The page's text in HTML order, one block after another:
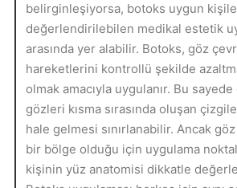
belirginleşiyorsa, botoks uygun
değerlendirilebilen medikal estetik
arasında yer alabilir. Botoks, göz
hareketlerini kontrollü şekilde
olmak amacıyla uygulanır. Bu
gözleri kısma sırasında oluşan
hale gelmesi sınırlanabilir. Ancak
bir bölge olduğu için uygulama
kişinin yüz anatomisi dikkatle